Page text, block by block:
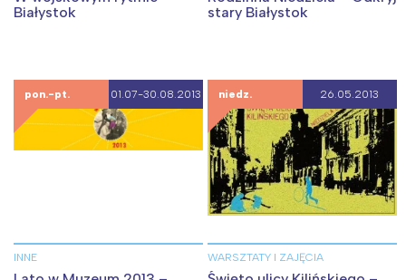
Białystok
stary Białystok
pon.-pt. 01.07-30.08.2013
INNE
niedz. 26.05.2013
WARSZTATY I ZAJĘCIA